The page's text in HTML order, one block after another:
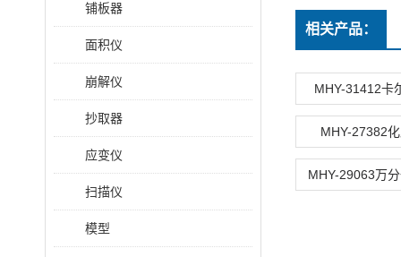
铺板器
面积仪
崩解仪
抄取器
应变仪
扫描仪
模型
相关产品：
MHY-31412卡
MHY-27382
MHY-29063万